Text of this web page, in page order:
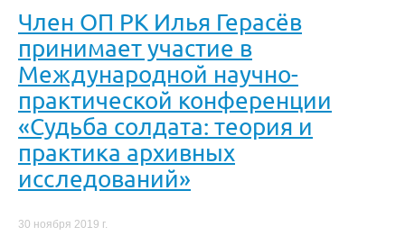
Член ОП РК Илья Герасёв
принимает участие в
Международной научно-
практической конференции
«Судьба солдата: теория и
практика архивных
исследований»
30 ноября 2019 г.